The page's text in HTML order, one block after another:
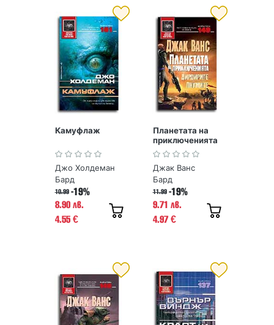
Камуфлаж
Джо Холдеман
Бард
10.99 -19%
8.90 лв.
4.55 €
Планетата на
приключенията
- 2
Джак Ванс
Бард
11.99 -19%
9.71 лв.
4.97€